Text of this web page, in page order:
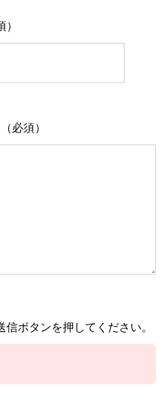
必須）
ボタンを押してください。